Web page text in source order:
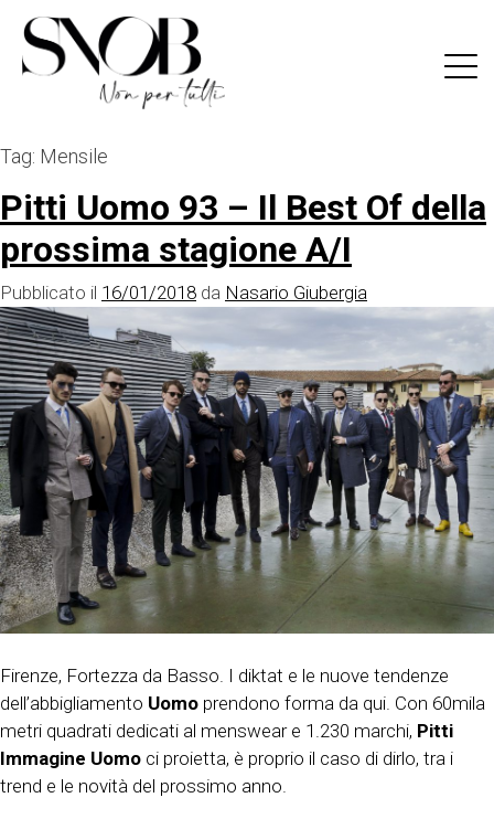
content
Tag: Mensile
Pitti Uomo 93 – Il Best Of della
prossima stagione A/I
Pubblicato il 16/01/2018 da Nasario Giubergia
Firenze, Fortezza da Basso. I diktat e le nuove tendenze
dell’abbigliamento Uomo prendono forma da qui. Con 60mila
metri quadrati dedicati al menswear e 1.230 marchi, Pitti
Immagine Uomo ci proietta, è proprio il caso di dirlo, tra i
trend e le novità del prossimo anno.